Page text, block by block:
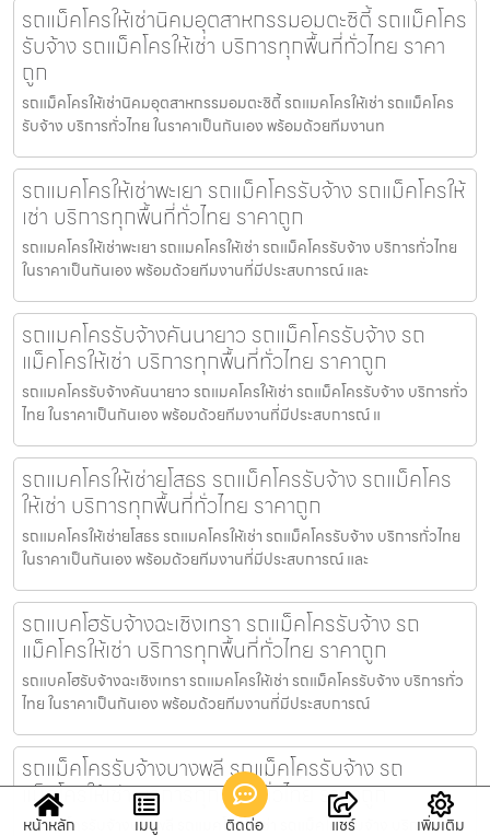
รถแม็คโครให้เช่านิคมอุตสาหกรรมอมตะซิตี้ รถแม็คโคร
รับจ้าง รถแม็คโครให้เช่า บริการทุกพื้นที่ทั่วไทย ราคา
ถูก
รถแม็คโครให้เช่านิคมอุตสาหกรรมอมตะซิตี้ รถแมคโครให้เช่า รถแม็คโคร
รับจ้าง บริการทั่วไทย ในราคาเป็นกันเอง พร้อมด้วยทีมงานท
รถแมคโครให้เช่าพะเยา รถแม็คโครรับจ้าง รถแม็คโครให้
เช่า บริการทุกพื้นที่ทั่วไทย ราคาถูก
รถแมคโครให้เช่าพะเยา รถแมคโครให้เช่า รถแม็คโครรับจ้าง บริการทั่วไทย
ในราคาเป็นกันเอง พร้อมด้วยทีมงานที่มีประสบการณ์ และ
รถแมคโครรับจ้างคันนายาว รถแม็คโครรับจ้าง รถ
แม็คโครให้เช่า บริการทุกพื้นที่ทั่วไทย ราคาถูก
รถแมคโครรับจ้างคันนายาว รถแมคโครให้เช่า รถแม็คโครรับจ้าง บริการทั่ว
ไทย ในราคาเป็นกันเอง พร้อมด้วยทีมงานที่มีประสบการณ์ แ
รถแมคโครให้เช่ายโสธร รถแม็คโครรับจ้าง รถแม็คโคร
ให้เช่า บริการทุกพื้นที่ทั่วไทย ราคาถูก
รถแมคโครให้เช่ายโสธร รถแมคโครให้เช่า รถแม็คโครรับจ้าง บริการทั่วไทย
ในราคาเป็นกันเอง พร้อมด้วยทีมงานที่มีประสบการณ์ และ
รถแบคโฮรับจ้างฉะเชิงเทรา รถแม็คโครรับจ้าง รถ
แม็คโครให้เช่า บริการทุกพื้นที่ทั่วไทย ราคาถูก
รถแบคโฮรับจ้างฉะเชิงเทรา รถแมคโครให้เช่า รถแม็คโครรับจ้าง บริการทั่ว
ไทย ในราคาเป็นกันเอง พร้อมด้วยทีมงานที่มีประสบการณ์
รถแม็คโครรับจ้างบางพลี รถแม็คโครรับจ้าง รถ
แม็คโครให้เช่า บริการทุกพื้นที่ทั่วไทย ราคาถูก
รถแม็คโครรับจ้างบางพลี รถแมคโครให้เช่า รถแม็คโครรับจ้าง บริการทั่ว
หน้าหลัก เมนู ติดต่อ แชร์ เพิ่มเติม